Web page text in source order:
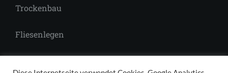
Trockenbau
Fliesenlegen